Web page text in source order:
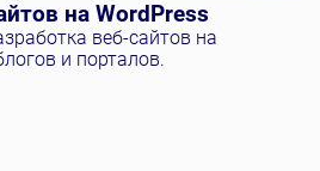
на WordPress
веб-сайтов на
и порталов.